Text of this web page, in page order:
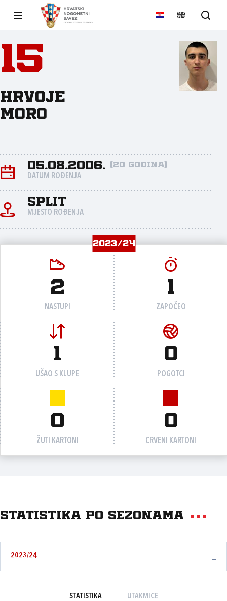
15
Hrvoje
Moro
05.08.2006. (20 godina)
DATUM ROĐENJA
Split
MJESTO ROĐENJA
2023/24
2
NASTUPI
1
ZAPOČEO
1
UŠAO S KLUPE
0
POGOTCI
0
ŽUTI KARTONI
0
CRVENI KARTONI
Statistika po sezonama
2023/24
STATISTIKA UTAKMICE